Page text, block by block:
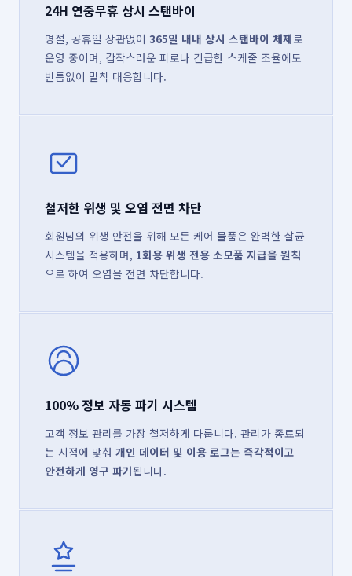
24H 연중무휴 상시 스탠바이
명절, 공휴일 상관없이 365일 내내 상시 스탠바이 체제로
운영 중이며, 갑작스러운 피로나 긴급한 스케줄 조율에도
빈틈없이 밀착 대응합니다.
철저한 위생 및 오염 전면 차단
회원님의 위생 안전을 위해 모든 케어 물품은 완벽한 살균
시스템을 적용하며, 1회용 위생 전용 소모품 지급을 원칙
으로 하여 오염을 전면 차단합니다.
100% 정보 자동 파기 시스템
고객 정보 관리를 가장 철저하게 다룹니다. 관리가 종료되
는 시점에 맞춰 개인 데이터 및 이용 로그는 즉각적이고
안전하게 영구 파기됩니다.